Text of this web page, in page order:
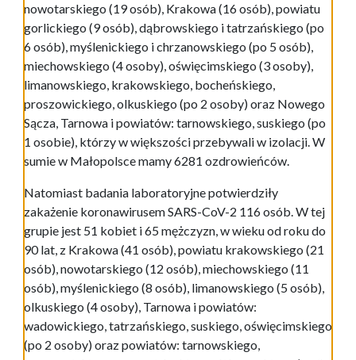
nowotarskiego (19 osób), Krakowa (16 osób), powiatu
gorlickiego (9 osób), dąbrowskiego i tatrzańskiego (po
6 osób), myślenickiego i chrzanowskiego (po 5 osób),
miechowskiego (4 osoby), oświęcimskiego (3 osoby),
limanowskiego, krakowskiego, bocheńskiego,
proszowickiego, olkuskiego (po 2 osoby) oraz Nowego
Sącza, Tarnowa i powiatów: tarnowskiego, suskiego (po
1 osobie), którzy w większości przebywali w izolacji. W
sumie w Małopolsce mamy 6281 ozdrowieńców.
Natomiast badania laboratoryjne potwierdziły
zakażenie koronawirusem SARS-CoV-2 116 osób. W tej
grupie jest 51 kobiet i 65 mężczyzn, w wieku od roku do
90 lat, z Krakowa (41 osób), powiatu krakowskiego (21
osób), nowotarskiego (12 osób), miechowskiego (11
osób), myślenickiego (8 osób), limanowskiego (5 osób),
olkuskiego (4 osoby), Tarnowa i powiatów:
wadowickiego, tatrzańskiego, suskiego, oświęcimskiego
(po 2 osoby) oraz powiatów: tarnowskiego,